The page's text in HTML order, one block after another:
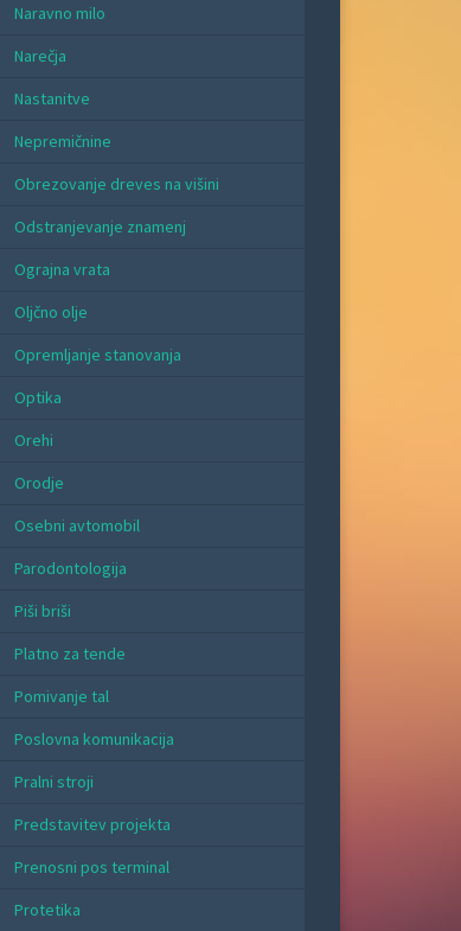
Naravno milo
Narečja
Nastanitve
Nepremičnine
Obrezovanje dreves na višini
Odstranjevanje znamenj
Ograjna vrata
Oljčno olje
Opremljanje stanovanja
Optika
Orehi
Orodje
Osebni avtomobil
Parodontologija
Piši briši
Platno za tende
Pomivanje tal
Poslovna komunikacija
Pralni stroji
Predstavitev projekta
Prenosni pos terminal
Protetika